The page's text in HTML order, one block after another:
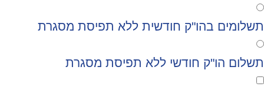
תשלומים בהו"ק חודשית ללא תפיסת מסגרת
תשלום הו"ק חודשי ללא תפיסת מסגרת